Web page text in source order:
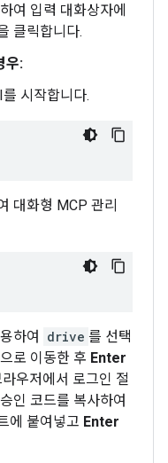
여 입력 대화상자에
클릭합니다.
우:
시작합니다.
대화형 MCP 관리
하여 drive 를 선택
로 이동한 후 Enter
우저에서 로그인 절
인 코드를 복사하여
에 붙여넣고 Enter